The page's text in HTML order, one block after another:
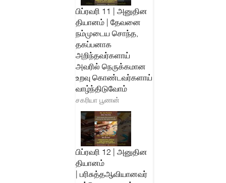
பிப்ரவரி 11 | அனுதின
தியானம் | தேவனை
நம்முடைய சொந்த,
தகப்பனாக
அறிந்தவர்களாய்
அவரில் நெருக்கமான
உறவு கொண்டவர்களாய்
வாழ்ந்திடுவோம்
சகரியா பூணன்
பிப்ரவரி 12 | அனுதின
தியானம்
| பரிசுத்தஆவியானவர்